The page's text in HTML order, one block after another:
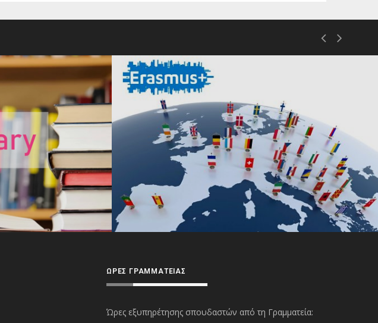
ΏΡΕΣ ΓΡΑΜΜΑΤΕΊΑΣ
Ώρες εξυπηρέτησης σπουδαστών από τη Γραμματεία: